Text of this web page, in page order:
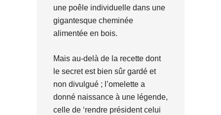
une poêle individuelle dans une
gigantesque cheminée
alimentée en bois.
Mais au-delà de la recette dont
le secret est bien sûr gardé et
non divulgué ; l’omelette a
donné naissance à une légende,
celle de ‘rendre président celui